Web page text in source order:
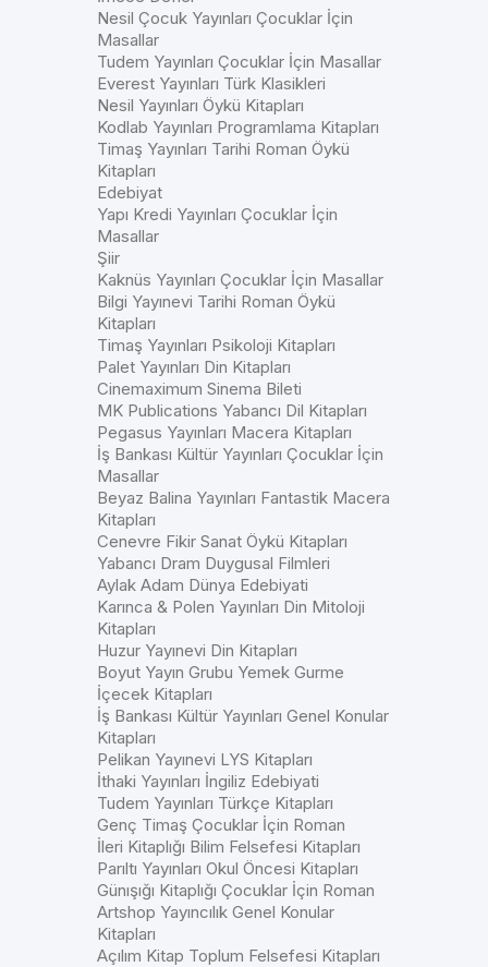
Nesil Çocuk Yayınları Çocuklar İçin
Masallar
Tudem Yayınları Çocuklar İçin Masallar
Everest Yayınları Türk Klasikleri
Nesil Yayınları Öykü Kitapları
Kodlab Yayınları Programlama Kitapları
Timaş Yayınları Tarihi Roman Öykü
Kitapları
Edebiyat
Yapı Kredi Yayınları Çocuklar İçin
Masallar
Şiir
Kaknüs Yayınları Çocuklar İçin Masallar
Bilgi Yayınevi Tarihi Roman Öykü
Kitapları
Timaş Yayınları Psikoloji Kitapları
Palet Yayınları Din Kitapları
Cinemaximum Sinema Bileti
MK Publications Yabancı Dil Kitapları
Pegasus Yayınları Macera Kitapları
İş Bankası Kültür Yayınları Çocuklar İçin
Masallar
Beyaz Balina Yayınları Fantastik Macera
Kitapları
Cenevre Fikir Sanat Öykü Kitapları
Yabancı Dram Duygusal Filmleri
Aylak Adam Dünya Edebiyati
Karınca & Polen Yayınları Din Mitoloji
Kitapları
Huzur Yayınevi Din Kitapları
Boyut Yayın Grubu Yemek Gurme
İçecek Kitapları
İş Bankası Kültür Yayınları Genel Konular
Kitapları
Pelikan Yayınevi LYS Kitapları
İthaki Yayınları İngiliz Edebiyati
Tudem Yayınları Türkçe Kitapları
Genç Timaş Çocuklar İçin Roman
İleri Kitaplığı Bilim Felsefesi Kitapları
Parıltı Yayınları Okul Öncesi Kitapları
Günışığı Kitaplığı Çocuklar İçin Roman
Artshop Yayıncılık Genel Konular
Kitapları
Açılım Kitap Toplum Felsefesi Kitapları